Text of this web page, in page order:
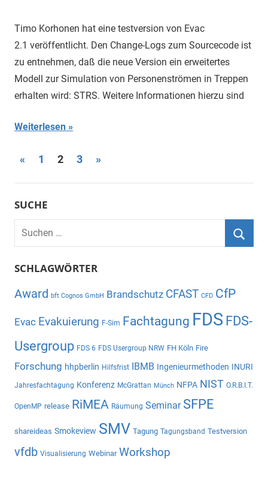
Timo Korhonen hat eine testversion von Evac
2.1 veröffentlicht. Den Change-Logs zum Sourcecode ist
zu entnehmen, daß die neue Version ein erweitertes
Modell zur Simulation von Personenströmen in Treppen
erhalten wird: STRS. Weitere Informationen hierzu sind
Weiterlesen
Seitennummerierung
der
Beiträge
« Vorherige
1 2 3
Nächste
»
SUCHE
Suchen
SCHLAGWÖRTER
Award bft Cognos GmbH Brandschutz CFAST CFD CfP
Evac Evakuierung F-Sim Fachtagung FDS FDS-
Usergroup FDS 6 FDS Usergroup NRW FH Köln Fire
Forschung hhpberlin Hilfsfrist IBMB Ingenieurmethoden INURI
Jahresfachtagung Konferenz McGrattan Münch NFPA NIST O.R.B.I.T.
OpenMP release RiMEA Räumung Seminar SFPE
shareideas Smokeview SMV Tagung Tagungsband Testversion
vfdb Visualisierung Webinar Workshop